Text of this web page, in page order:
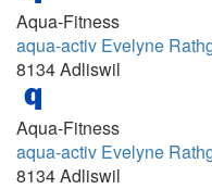
09:00 -12:00
09:00-10:30
09:10 - 09:40
09:15 - 09:45
Aqua-Fitness
aqua-activ Evelyne
8134 Adliswil
Aqua-Fitness
aqua-activ Evelyne
8134 Adliswil